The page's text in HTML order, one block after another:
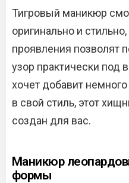
Тигровый маникюр
оригинально и
проявления позволят
узор практически под
хочет добавит
в свой стиль, этот
создан для вас.
Маникюр
формы